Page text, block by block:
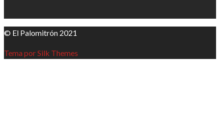
© El Palomitrón 2021
Tema por Silk Themes